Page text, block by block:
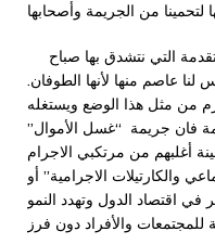
التي نتشدق بها صباح
عاصم منها لأنها الطوفان.
من مثل هذا الوضع ويستغله
فان جريمة “غسل الأموال”
أغلبهم من مرتكبي الاجرام
والكارتيلات الاجرامية” أو
اقتصاد الدول وتهدد النمو